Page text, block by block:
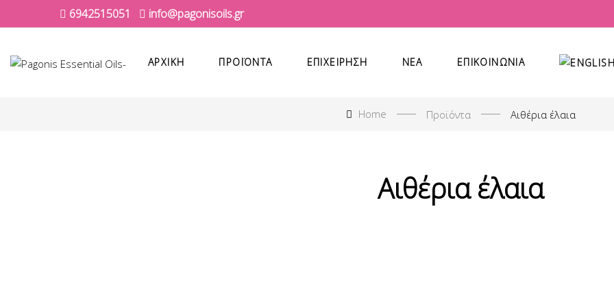
6942515051 info@pagonisoils.gr
ΑΡΧΙΚΉ ΠΡΟΪΌΝΤΑ ΕΠΙΧΕΊΡΗΣΗ ΝΈΑ ΕΠΙΚΟΙΝΩΝΊΑ
Home Προϊόντα Αιθέρια έλαια
Αιθέρια έλαια